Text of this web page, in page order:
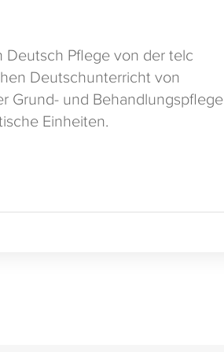
Deutsch Pflege von der telc
Deutschunterricht von
Grund- und Behandlungspflege
Einheiten.
Lehrwerks erweitert um ein